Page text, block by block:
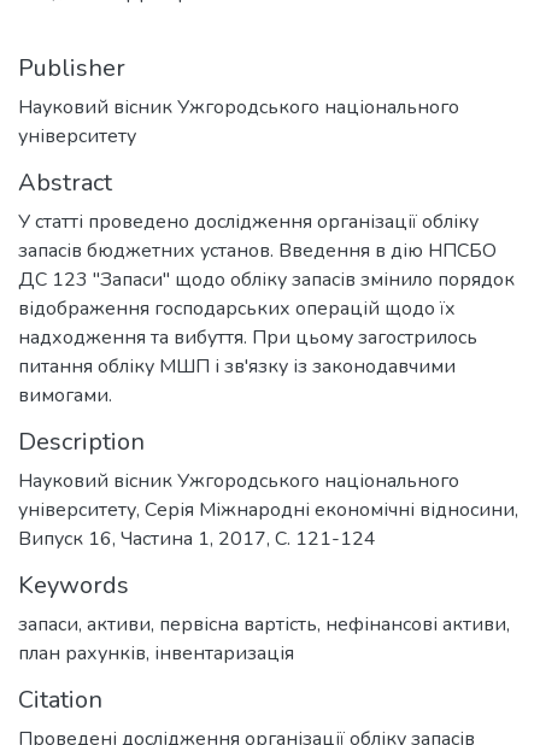
Publisher
Науковий вісник Ужгородського національного
університету
Abstract
У статті проведено дослідження організації обліку
запасів бюджетних установ. Введення в дію НПСБО
ДС 123 "Запаси" щодо обліку запасів змінило порядок
відображення господарських операцій щодо їх
надходження та вибуття. При цьому загострилось
питання обліку МШП і зв'язку із законодавчими
вимогами.
Description
Науковий вісник Ужгородського національного
університету, Серія Міжнародні економічні відносини,
Випуск 16, Частина 1, 2017, С. 121-124
Keywords
запаси, активи, первісна вартість, нефінансові активи,
план рахунків, інвентаризація
Citation
Проведені дослідження організації обліку запасів